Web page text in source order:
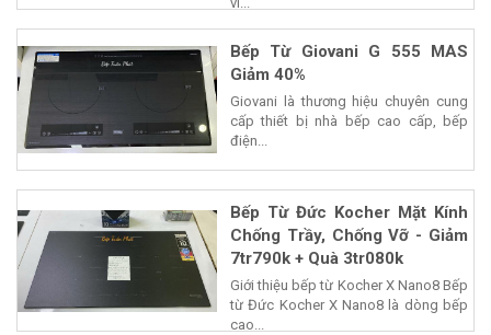
Bếp Từ Giovani G 555 MAS
Giảm 40%
Giovani là thương hiệu chuyên cung
cấp thiết bị nhà bếp cao cấp, bếp
điện...
Bếp Từ Đức Kocher Mặt Kính
Chống Trầy, Chống Vỡ - Giảm
7tr790k + Quà 3tr080k
Giới thiệu bếp từ Kocher X Nano8 Bếp
từ Đức Kocher X Nano8 là dòng bếp
cao...